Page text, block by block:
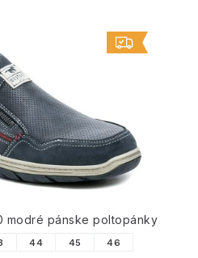
modré pánske poltopánky
44 45 46